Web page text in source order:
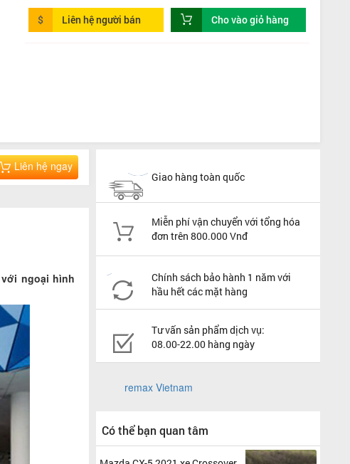
$
Liên hệ ngay
ngoại hình
Giao hàng toàn quốc
Miễn phí vận chuyển với tổng hóa
đơn trên 800.000 Vnđ
Chính sách bảo hành 1 năm với
hầu hết các mặt hàng
Tư vấn sản phẩm dịch vụ:
08.00-22.00 hàng ngày
remax Vietnam
Có thể bạn quan tâm